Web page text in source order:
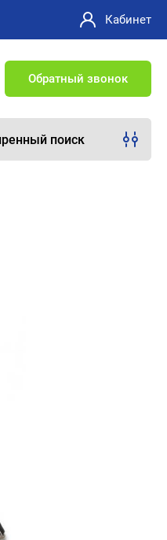
Кабинет
Обратный звонок
поиск